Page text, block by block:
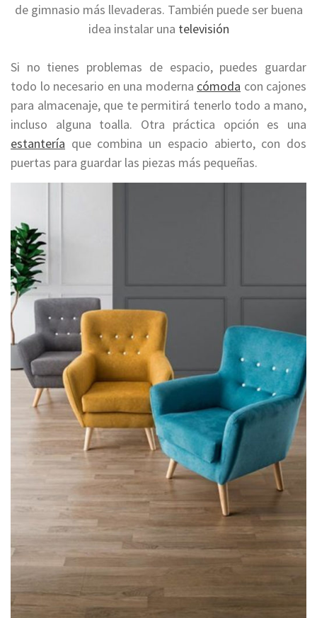
de gimnasio más llevaderas. También puede ser buena
idea instalar una televisión
Si no tienes problemas de espacio, puedes guardar
todo lo necesario en una moderna cómoda con cajones
para almacenaje, que te permitirá tenerlo todo a mano,
incluso alguna toalla. Otra práctica opción es una
estantería que combina un espacio abierto, con dos
puertas para guardar las piezas más pequeñas.